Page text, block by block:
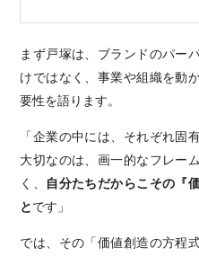
まず戸塚は、ブランドのパー
けではなく、事業や組織を動
要性を語ります。
「企業の中には、それぞれ固
大切なのは、画一的なフレー
く、 自分たちだからこその『
とです」
では、その「価値創造の方程